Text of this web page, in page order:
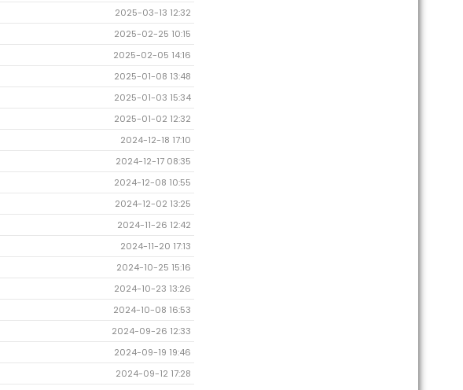
2025-03-13 12:32
2025-02-25 10:15
2025-02-05 14:16
2025-01-08 13:48
2025-01-03 15:34
2025-01-02 12:32
2024-12-18 17:10
2024-12-17 08:35
2024-12-08 10:55
2024-12-02 13:25
2024-11-26 12:42
2024-11-20 17:13
2024-10-25 15:16
2024-10-23 13:26
2024-10-08 16:53
2024-09-26 12:33
2024-09-19 19:46
2024-09-12 17:28